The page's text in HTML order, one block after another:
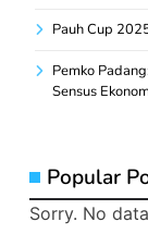
Pauh Cup
Pemko
Sensus
Popular
Sorry. No